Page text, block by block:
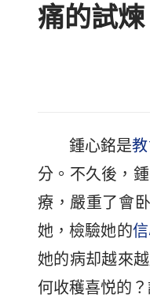
痛的試煉
鍾心銘是
分。不久後，
療，嚴重了會
她，檢驗她的
她的病却越來
何收穫喜悦的